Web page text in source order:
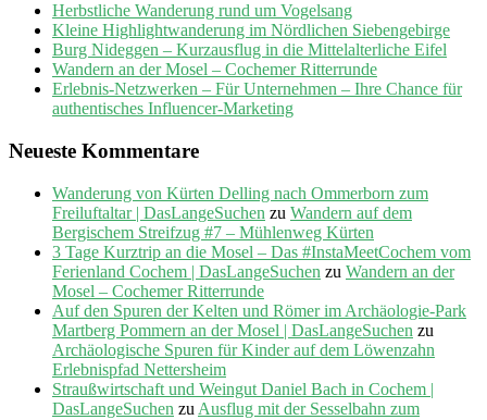
Herbstliche Wanderung rund um Vogelsang
Kleine Highlightwanderung im Nördlichen Siebengebirge
Burg Nideggen – Kurzausflug in die Mittelalterliche Eifel
Wandern an der Mosel – Cochemer Ritterrunde
Erlebnis-Netzwerken – Für Unternehmen – Ihre Chance für
authentisches Influencer-Marketing
Neueste Kommentare
Wanderung von Kürten Delling nach Ommerborn zum
Freiluftaltar | DasLangeSuchen zu Wandern auf dem
Bergischem Streifzug #7 – Mühlenweg Kürten
3 Tage Kurztrip an die Mosel – Das #InstaMeetCochem vom
Ferienland Cochem | DasLangeSuchen zu Wandern an der
Mosel – Cochemer Ritterrunde
Auf den Spuren der Kelten und Römer im Archäologie-Park
Martberg Pommern an der Mosel | DasLangeSuchen zu
Archäologische Spuren für Kinder auf dem Löwenzahn
Erlebnispfad Nettersheim
Straußwirtschaft und Weingut Daniel Bach in Cochem |
DasLangeSuchen zu Ausflug mit der Sesselbahn zum